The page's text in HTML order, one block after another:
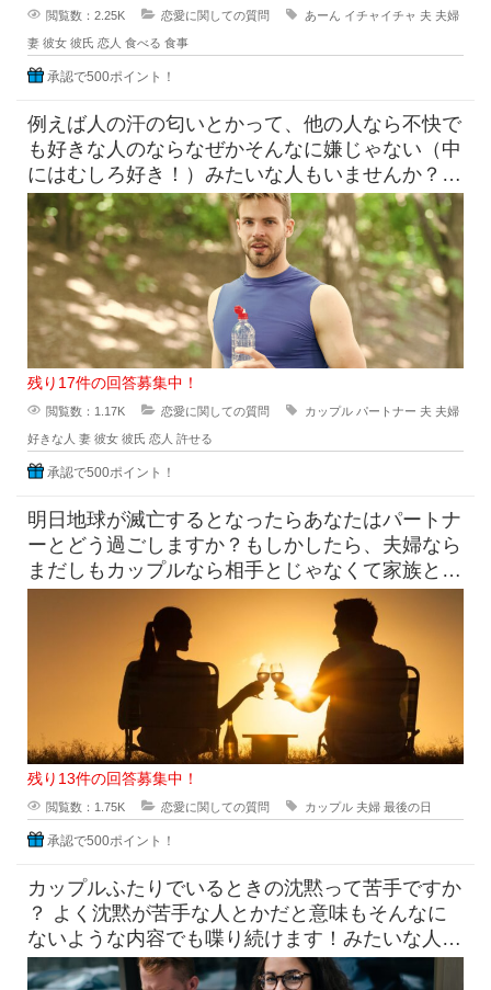
閲覧数：2.25K 恋愛に関しての質問 あーん イチャイチャ 夫 夫婦
妻 彼女 彼氏 恋人 食べる 食事
承認で500ポイント！
例えば人の汗の匂いとかって、他の人なら不快で
も好きな人のならなぜかそんなに嫌じゃない（中
にはむしろ好き！）みたいな人もいませんか？
みなさんはこんな感じで他の
残り17件の回答募集中！
閲覧数：1.17K 恋愛に関しての質問 カップル パートナー 夫 夫婦
好きな人 妻 彼女 彼氏 恋人 許せる
承認で500ポイント！
明日地球が滅亡するとなったらあなたはパートナ
ーとどう過ごしますか？もしかしたら、夫婦なら
まだしもカップルなら相手とじゃなくて家族と過
ごすわ！って人もいるかもしれ
残り13件の回答募集中！
閲覧数：1.75K 恋愛に関しての質問 カップル 夫婦 最後の日
承認で500ポイント！
カップルふたりでいるときの沈黙って苦手ですか
？ よく沈黙が苦手な人とかだと意味もそんなに
ないような内容でも喋り続けます！みたいな人も
いると思うんですけど、